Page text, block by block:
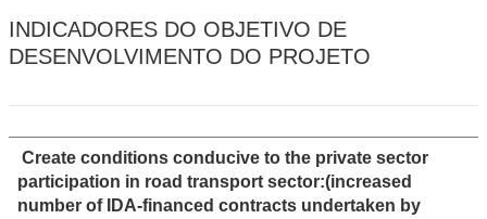
INDICADORES DO OBJETIVO DE
DESENVOLVIMENTO DO PROJETO
Create conditions conducive to the private sector
participation in road transport sector:(increased
number of IDA-financed contracts undertaken by